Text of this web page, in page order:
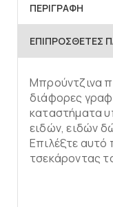
ΠΕΡΙΓΡΑΦΉ
ΕΠΙΠΡΌΣΘΕΤΕΣ
Μπρούντζινα
διάφορες
καταστήματα
ειδών, ειδών
Επιλέξτε αυτό
τσεκάροντας